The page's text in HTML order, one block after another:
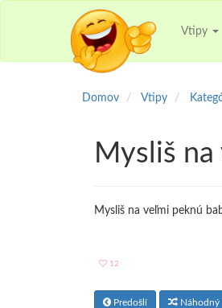
Vtipy
Domov Vtipy
Mysliš
Mysliš na veľmi peknú
12
Predošlí Náhodný